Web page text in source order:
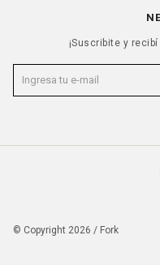
¡Suscribite y
© Copyright 2026 / Fork